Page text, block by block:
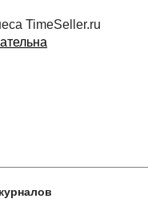
TimeSeller.ru